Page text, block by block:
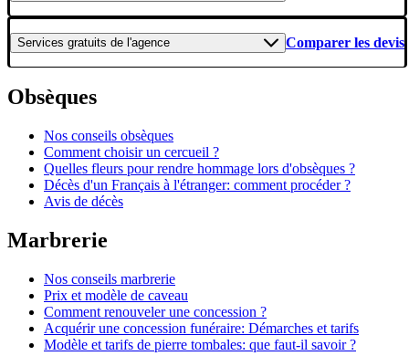
Services gratuits de l'agence Comparer les devis
Obsèques
Nos conseils obsèques
Comment choisir un cercueil ?
Quelles fleurs pour rendre hommage lors d'obsèques ?
Décès d'un Français à l'étranger: comment procéder ?
Avis de décès
Marbrerie
Nos conseils marbrerie
Prix et modèle de caveau
Comment renouveler une concession ?
Acquérir une concession funéraire: Démarches et tarifs
Modèle et tarifs de pierre tombales: que faut-il savoir ?